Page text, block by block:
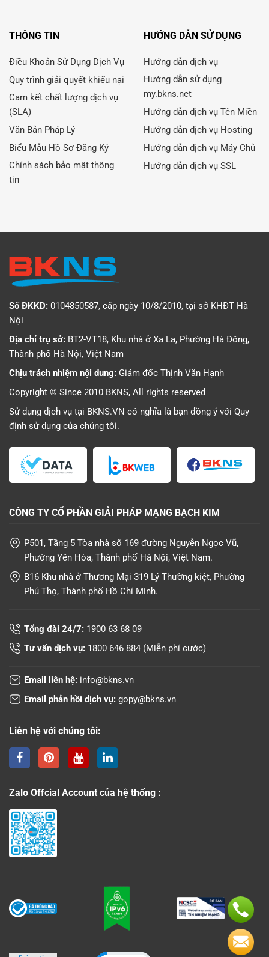
THÔNG TIN
Điều Khoản Sử Dụng Dịch Vụ
Quy trình giải quyết khiếu nại
Cam kết chất lượng dịch vụ
(SLA)
Văn Bản Pháp Lý
Biểu Mẫu Hồ Sơ Đăng Ký
Chính sách bảo mật thông
tin
HƯỚNG DẪN SỬ DỤNG
Hướng dẫn dịch vụ
Hướng dẫn sử dụng
my.bkns.net
Hướng dẫn dịch vụ Tên Miền
Hướng dẫn dịch vụ Hosting
Hướng dẫn dịch vụ Máy Chủ
Hướng dẫn dịch vụ SSL
Số ĐKKD: 0104850587, cấp ngày 10/8/2010, tại sở KHĐT Hà
Nội
Địa chỉ trụ sở: BT2-VT18, Khu nhà ở Xa La, Phường Hà Đông,
Thành phố Hà Nội, Việt Nam
Chịu trách nhiệm nội dung: Giám đốc Thịnh Văn Hạnh
Copyright © Since 2010 BKNS, All rights reserved
Sử dụng dịch vụ tại BKNS.VN có nghĩa là bạn đồng ý với Quy
định sử dụng của chúng tôi.
CÔNG TY CỔ PHẦN GIẢI PHÁP MẠNG BẠCH KIM
P501, Tầng 5 Tòa nhà số 169 đường Nguyễn Ngọc Vũ,
Phường Yên Hòa, Thành phố Hà Nội, Việt Nam.
B16 Khu nhà ở Thương Mại 319 Lý Thường kiệt, Phường
Phú Thọ, Thành phố Hồ Chí Minh.
Tổng đài 24/7: 1900 63 68 09
Tư vấn dịch vụ: 1800 646 884 (Miễn phí cước)
Email liên hệ: info@bkns.vn
Email phản hồi dịch vụ: gopy@bkns.vn
Liên hệ với chúng tôi:
Zalo Offcial Account của hệ thống :
Click to open certificate